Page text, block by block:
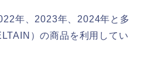
年、2023年、2024年と多
）の商品を利用してい